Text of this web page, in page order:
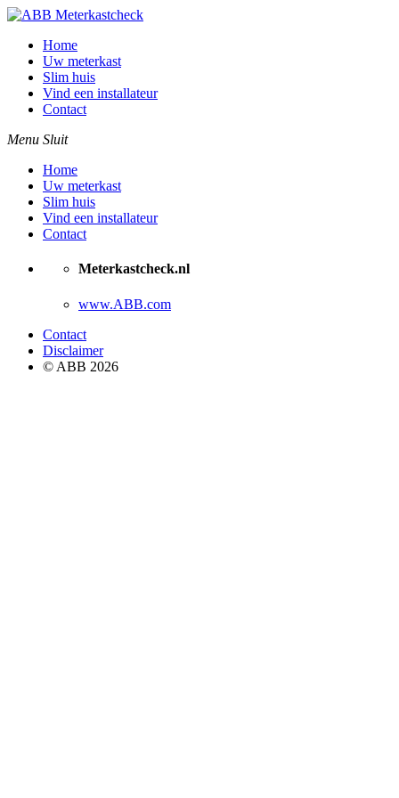
Home
Uw meterkast
Slim huis
Vind een installateur
Contact
Menu Sluit
Home
Uw meterkast
Slim huis
Vind een installateur
Contact
Meterkastcheck.nl
www.ABB.com
Contact
Disclaimer
© ABB 2026